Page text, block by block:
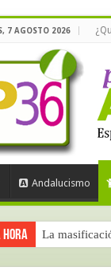
7 AGOSTO 2026
Andalucismo
hora La